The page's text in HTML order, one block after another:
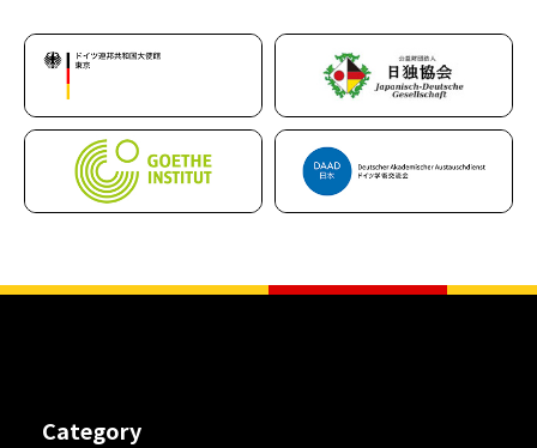
Category